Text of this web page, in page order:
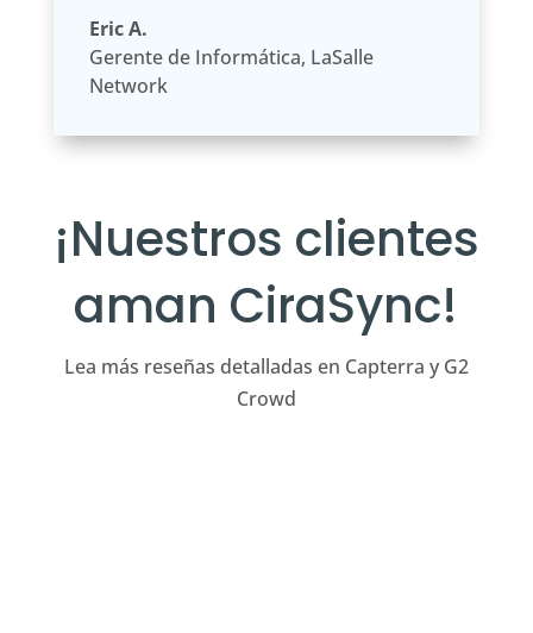
Eric A.
Gerente de Informática, LaSalle
Network
¡Nuestros clientes
aman CiraSync!
Lea más reseñas detalladas en Capterra y G2
Crowd